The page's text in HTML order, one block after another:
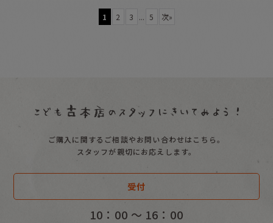
1 2 3 ... 5 次»
ご購入に関するご相談やお問い合わせはこちら。
スタッフが親切にお応えします。
受付
10：00 〜 16：00